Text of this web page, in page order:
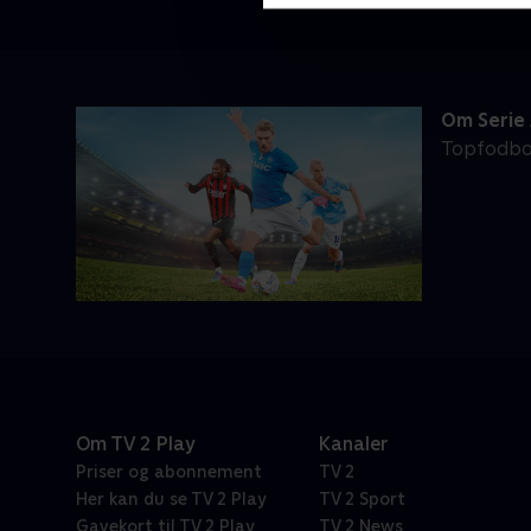
Om Serie
Om TV 2 Play
Priser og abonnement
Her kan du se TV 2 Play
Gavekort til TV 2 Play
Kanaler
TV 2
TV 2 Sport
TV 2 News